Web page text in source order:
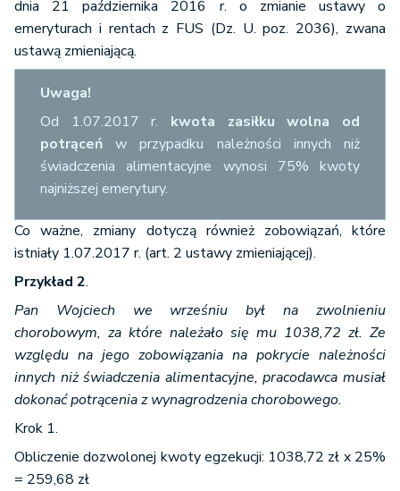
podstawie
przepisów o
zatrudnieniu i
przeciwdziałaniu
bezrobociu za
okres, za który
przyznano prawo
do zasiłku
chorobowego,
świadczenia
rehabilitacyjnego,
zasiłku
macierzyńskiego
lub zasiłku w
wysokości
zasiłku
macierzyńskiego
50%
nienależnie
pobranych
dnia 21 października 2016 r. o zmianie ustawy o
emeryturach i rentach z FUS (Dz. U. poz. 2036), zwana
ustawą zmieniającą.
Uwaga!
Od 1.07.2017 r. kwota zasiłku wolna od
potrąceń w przypadku należności innych niż
świadczenia alimentacyjne wynosi 75% kwoty
najniższej emerytury.
Co ważne, zmiany dotyczą również zobowiązań, które
istniały 1.07.2017 r. (art. 2 ustawy zmieniającej).
Przykład 2.
Pan Wojciech we wrześniu był na zwolnieniu
chorobowym, za które należało się mu 1038,72 zł. Ze
względu na jego zobowiązania na pokrycie należności
innych niż świadczenia alimentacyjne, pracodawca musiał
dokonać potrącenia z wynagrodzenia chorobowego.
Krok 1.
Obliczenie dozwolonej kwoty egzekucji: 1038,72 zł x 25%
= 259,68 zł